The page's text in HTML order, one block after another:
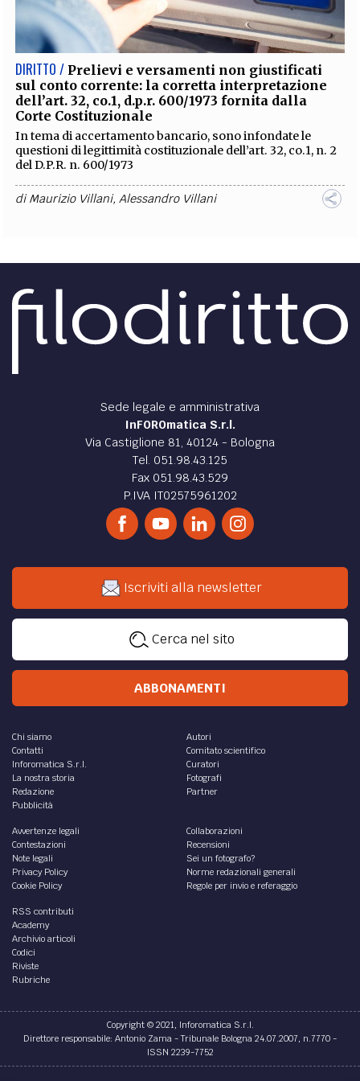
EXTRA
CODICI RUBRICHE LIBRI PROCEEDINGS PUBBLICITÀ CONTATTI
SOCIAL MEDIA
DIRITTO / Prelievi e versamenti non giustificati
sul conto corrente: la corretta interpretazione
dell’art. 32, co.1, d.p.r. 600/1973 fornita dalla
Corte Costituzionale
In tema di accertamento bancario, sono infondate le
questioni di legittimità costituzionale dell’art. 32, co.1, n. 2
del D.P.R. n. 600/1973
diMaurizio Villani,Alessandro Villani
Sede legale e amministrativa
InFOROmatica S.r.l.
Via Castiglione 81, 40124 - Bologna
Tel. 051.98.43.125
Fax 051.98.43.529
P.IVA IT02575961202
Iscriviti alla newsletter
Cerca nel sito
ABBONAMENTI
Chi siamo
Contatti
Inforomatica S.r.l.
La nostra storia
Redazione
Pubblicità
Autori
Comitato scientifico
Curatori
Fotografi
Partner
Avvertenze legali
Contestazioni
Note legali
Privacy Policy
Cookie Policy
Collaborazioni
Recensioni
Sei un fotografo?
Norme redazionali generali
Regole per invio e referaggio
RSS contributi
Academy
Archivio articoli
Codici
Riviste
Rubriche
Copyright © 2021, Inforomatica S.r.l.
Direttore responsabile: Antonio Zama - Tribunale Bologna 24.07.2007, n.7770 -
ISSN 2239-7752